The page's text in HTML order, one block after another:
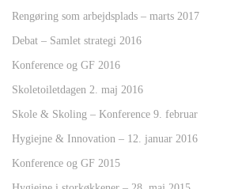
Rengøring som arbejdsplads – marts 2017
Debat – Samlet strategi 2016
Konference og GF 2016
Skoletoiletdagen 2. maj 2016
Skole & Skoling – Konference 9. februar
Hygiejne & Innovation – 12. januar 2016
Konference og GF 2015